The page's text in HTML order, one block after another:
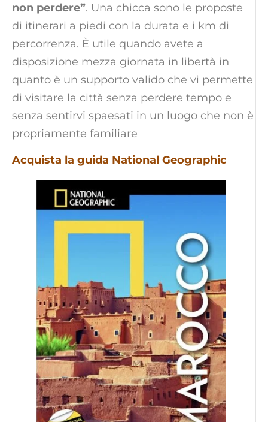
non perdere”. Una chicca sono le proposte
di itinerari a piedi con la durata e i km di
percorrenza. È utile quando avete a
disposizione mezza giornata in libertà in
quanto è un supporto valido che vi permette
di visitare la città senza perdere tempo e
senza sentirvi spaesati in un luogo che non è
propriamente familiare
Acquista la guida National Geographic